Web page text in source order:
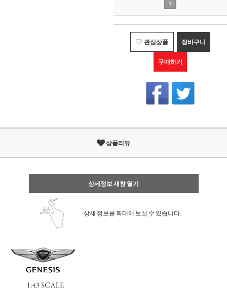
?
관심상품 장바구니
구매하기
상품리뷰
상세정보 새창 열기
상세 정보를 확대해 보실 수 있습니다.